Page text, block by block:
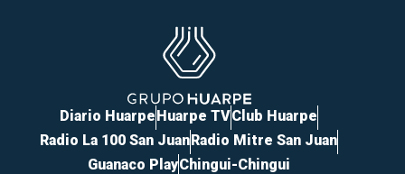
Diario HuarpeHuarpe TVClub Huarpe
Radio La 100 San JuanRadio Mitre San Juan
Guanaco PlayChingui-Chingui